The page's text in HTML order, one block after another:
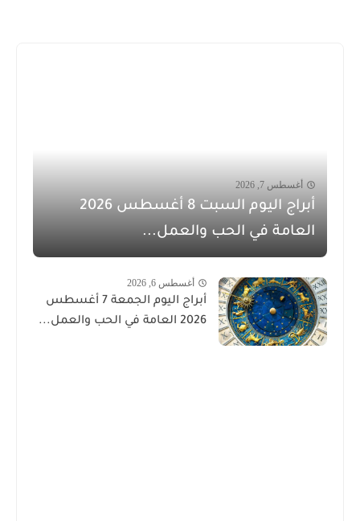
أغسطس 7, 2026
أبراج اليوم السبت 8 أغسطس 2026
العامة في الحب والعمل...
أغسطس 6, 2026
أبراج اليوم الجمعة 7 أغسطس
2026 العامة في الحب والعمل...